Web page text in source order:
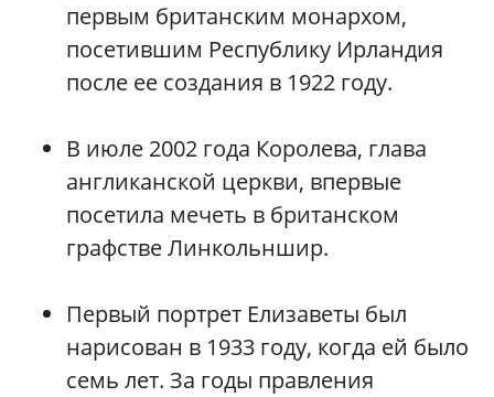
первым британским монархом,
посетившим Республику Ирландия
после ее создания в 1922 году.
В июле 2002 года Королева, глава
англиканской церкви, впервые
посетила мечеть в британском
графстве Линкольншир.
Первый портрет Елизаветы был
нарисован в 1933 году, когда ей было
семь лет. За годы правления